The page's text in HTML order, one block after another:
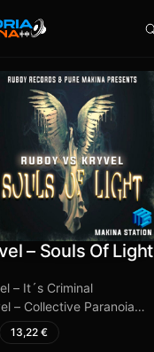
– Souls Of Light
– It´s Criminal
– Collective Paranoia
– Bullet Base
Sadaku
13,22 €